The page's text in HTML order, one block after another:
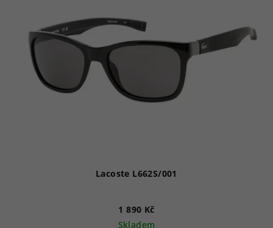
Lacoste L662S/001
1 890 Kč
Skladem